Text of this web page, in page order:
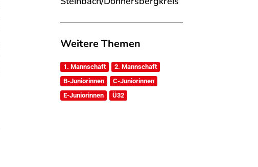
Weitere Themen
1. Mannschaft
2. Mannschaft
B-Juniorinnen
C-Juniorinnen
E-Juniorinnen
Ü32